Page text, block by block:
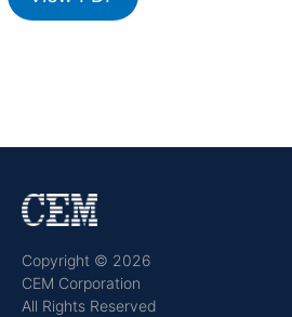
Copyright © 2026
CEM Corporation
All Rights Reserved